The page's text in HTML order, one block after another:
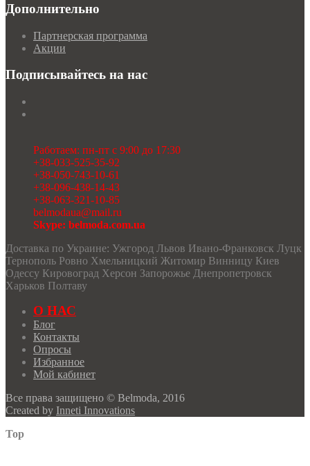
Дополнительно
Партнерская программа
Акции
Подписывайтесь на нас
Работаем: пн-пт с 9:00 до 17:30
+38-033-525-35-92
+38-050-743-10-61
+38-096-438-14-43
+38-063-321-10-85
belmodaua@mail.ru
Skype: belmoda.com.ua
Доставка по Украине: Ужгород Львов Ивано-Франковск Луцк
Тернополь Ровно Хмельницкий Житомир Винницу Киев
Одессу Кировоград Херсон Запорожье Днепропетровск
Харьков Полтаву
О НАС
Блог
Контакты
Опросы
Избранное
Мой кабинет
Все права защищено © Belmoda, 2016
Created by Inneti Innovations
Top